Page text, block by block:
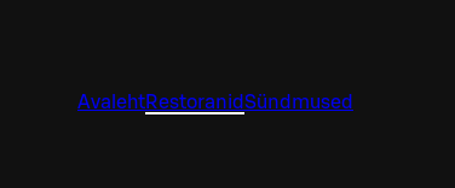
AvalehtRestoranidSündmused